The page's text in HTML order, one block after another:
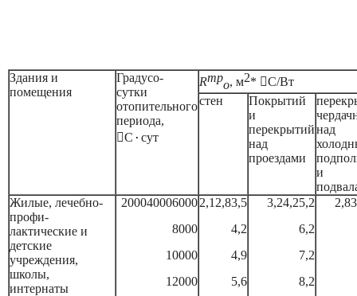
Здания и
помещения
Градусо-
сутки
отопительного
периода,
С · сут
Rтр
о, м2* С/Вт
стен
Покрытий
и
перекрытий
над
проездами
над
и
Жилые, лечебно-
профи-
лактические и
детские
учреждения,
школы,
интернаты
200040006000
8000
10000
12000
2,1 2,83,5
4,2
4,9
5,6
3,24,25,2
6,2
7,2
8,2
2,8